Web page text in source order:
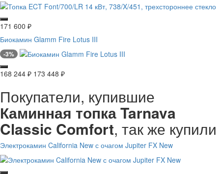
171 600 ₽
Биокамин Glamm Fire Lotus III
-3%
168 244 ₽ 173 448 ₽
Покупатели, купившие
Каминная топка Tarnava
Classic Comfort, так же купили
Электрокамин California New с очагом Jupiter FX New